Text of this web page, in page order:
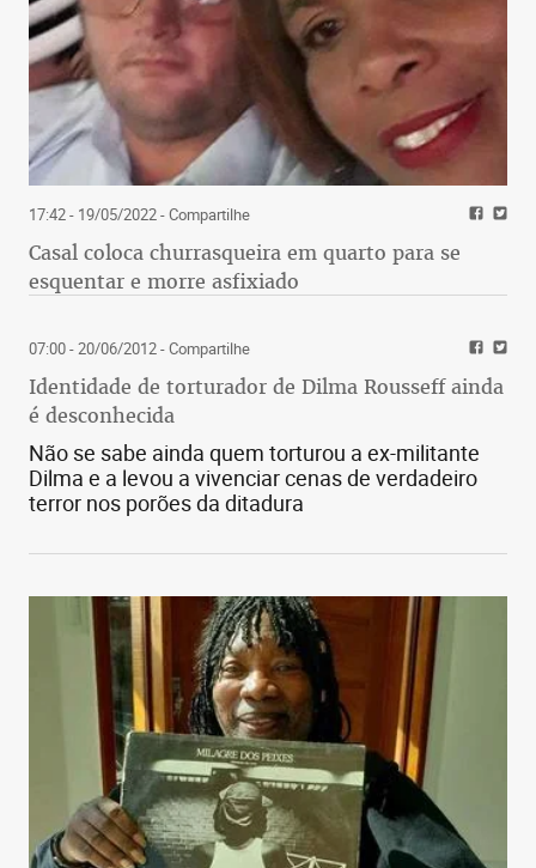
17:42 - 19/05/2022- Compartilhe
Casal coloca churrasqueira em quarto para se
esquentar e morre asfixiado
07:00 - 20/06/2012- Compartilhe
Identidade de torturador de Dilma Rousseff ainda
é desconhecida
Não se sabe ainda quem torturou a ex-militante
Dilma e a levou a vivenciar cenas de verdadeiro
terror nos porões da ditadura